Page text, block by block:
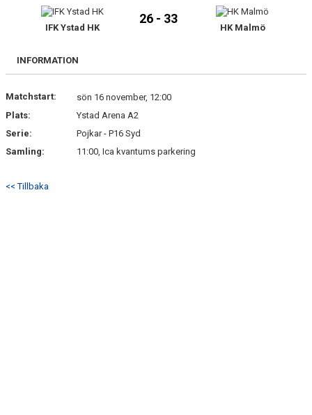
IFK Ystad HK
26 - 33
HK Malmö
INFORMATION
Matchstart:
sön 16 november, 12:00
Plats:
Ystad Arena A2
Serie:
Pojkar - P16 Syd
Samling:
11:00, Ica kvantums parkering
<< Tillbaka